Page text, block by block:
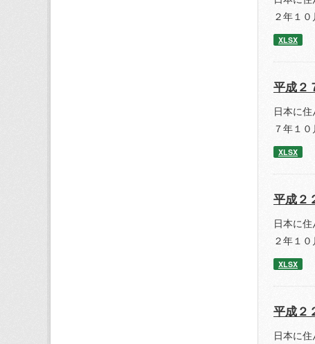
２年１
XLSX
平成２
日本に
７年１
XLSX
平成２
日本に
２年１
XLSX
平成２
日本に